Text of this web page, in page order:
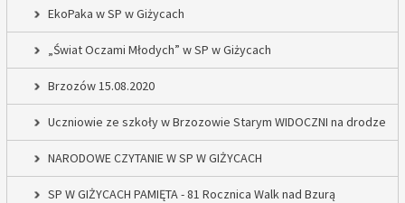
EkoPaka w SP w Giżycach
„Świat Oczami Młodych” w SP w Giżycach
Brzozów 15.08.2020
Uczniowie ze szkoły w Brzozowie Starym WIDOCZNI na drodze
NARODOWE CZYTANIE W SP W GIŻYCACH
SP W GIŻYCACH PAMIĘTA - 81 Rocznica Walk nad Bzurą